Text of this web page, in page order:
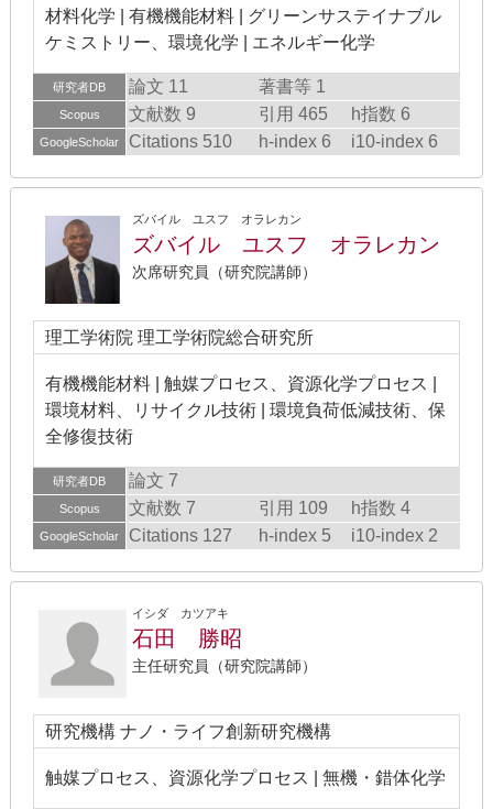
材料化学 | 有機機能材料 | グリーンサステイナブル
ケミストリー、環境化学 | エネルギー化学
研究者DB 論文 11 著書等 1
Scopus 文献数 9 引用 465 h指数 6
GoogleScholar Citations 510 h-index 6 i10-index 6
ズバイル ユスフ オラレカン
ズバイル ユスフ オラレカン
次席研究員（研究院講師）
理工学術院 理工学術院総合研究所
有機機能材料 | 触媒プロセス、資源化学プロセス |
環境材料、リサイクル技術 | 環境負荷低減技術、保
全修復技術
研究者DB 論文 7
Scopus 文献数 7 引用 109 h指数 4
GoogleScholar Citations 127 h-index 5 i10-index 2
イシダ カツアキ
石田 勝昭
主任研究員（研究院講師）
研究機構 ナノ・ライフ創新研究機構
触媒プロセス、資源化学プロセス | 無機・錯体化学